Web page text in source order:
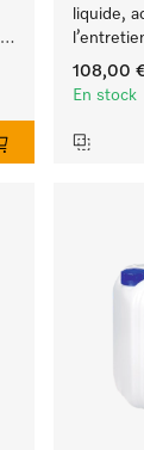
liquide,
de
souples
108,00
En stock